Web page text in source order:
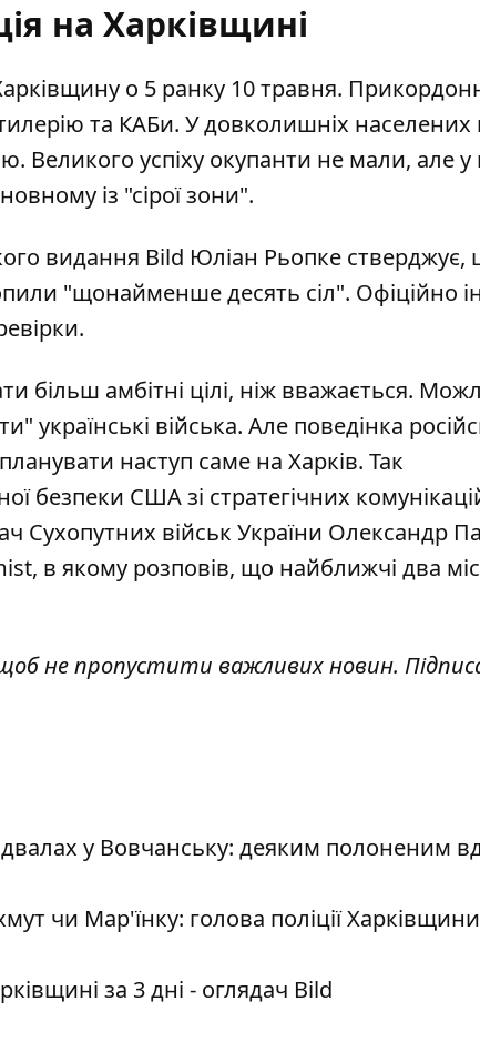
на Харківщині
о 5 ранку 10 травня.
та КАБи. У довколишніх населених
Великого успіху окупанти не мали, але у
із "сірої зони".
видання Bild Юліан Рьопке стверджує,
"щонайменше десять сіл". Офіційно
більш амбітні цілі, ніж вважається.
українські війська. Але поведінка
планувати наступ саме на Харків. Так
безпеки США зі стратегічних
Сухопутних військ України Олександр
в якому розповів, що найближчі два
не пропустити важливих новин.
у Вовчанську: деяким полоненим
чи Мар'їнку: голова поліції
за 3 дні - оглядач Bild